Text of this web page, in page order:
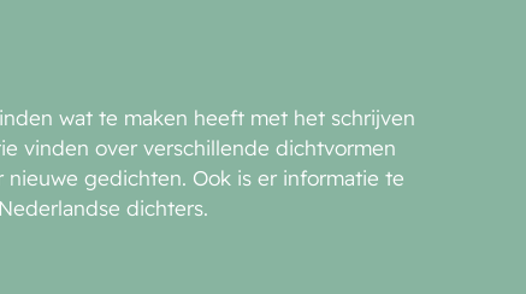
wat te maken heeft met het schrijven
vinden over verschillende dichtvormen
gedichten. Ook is er informatie te
dichters.